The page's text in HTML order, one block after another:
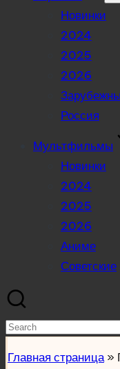
Новинки
2024
2025
2026
Россия
Мультфильмы
Новинки
2024
2025
2026
Аниме
Советские
Search
Главная страница»